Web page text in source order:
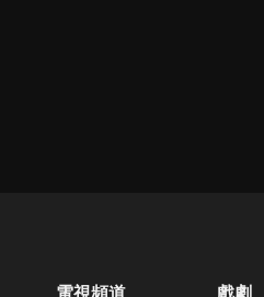
電視頻道 戲劇